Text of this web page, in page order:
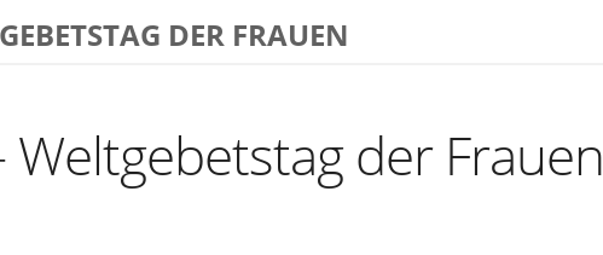
DER FRAUEN
der Frauen